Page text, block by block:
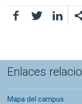
FacebookTwitter
Enlaces
Mapa del campus